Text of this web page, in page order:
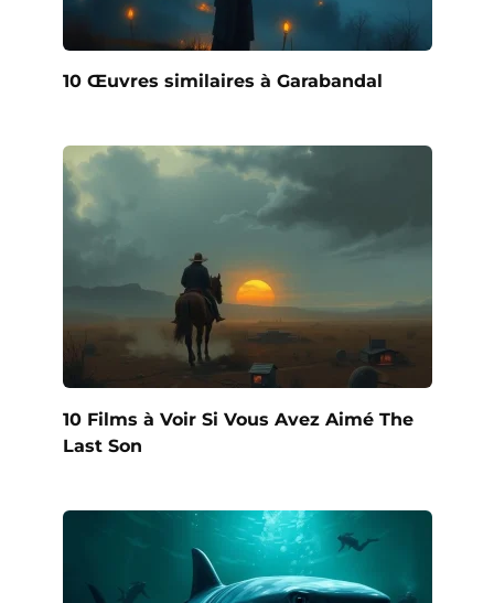
10 Œuvres similaires à Garabandal
10 Films à Voir Si Vous Avez Aimé The
Last Son